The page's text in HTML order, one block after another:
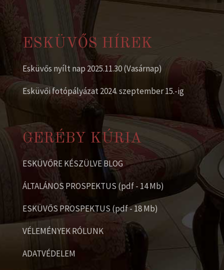
ESKÜVŐS HÍREK
Esküvős nyílt nap 2025.11.30 (Vasárnap)
Esküvői fotópályázat 2024. szeptember 15.-ig
GERÉBY KÚRIA
ESKÜVŐRE KÉSZÜLVE BLOG
ÁLTALÁNOS PROSPEKTUS (pdf - 14 Mb)
ESKÜVŐS PROSPEKTUS (pdf - 18 Mb)
VÉLEMÉNYEK RÓLUNK
ADATVÉDELEM